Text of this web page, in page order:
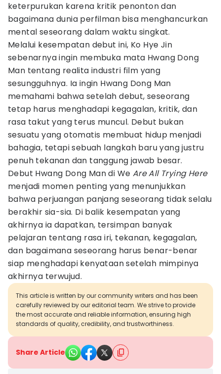
keterpurukan karena kritik penonton dan
bagaimana dunia perfilman bisa menghancurkan
mental seseorang dalam waktu singkat.
Melalui kesempatan debut ini, Ko Hye Jin
sebenarnya ingin membuka mata Hwang Dong
Man tentang realita industri film yang
sesungguhnya. Ia ingin Hwang Dong Man
memahami bahwa setelah debut, seseorang
tetap harus menghadapi kegagalan, kritik, dan
rasa takut yang terus muncul. Debut bukan
sesuatu yang otomatis membuat hidup menjadi
bahagia, tetapi sebuah langkah baru yang justru
penuh tekanan dan tanggung jawab besar.
Debut Hwang Dong Man di We Are All Trying Here
menjadi momen penting yang menunjukkan
bahwa perjuangan panjang seseorang tidak selalu
berakhir sia-sia. Di balik kesempatan yang
akhirnya ia dapatkan, tersimpan banyak
pelajaran tentang rasa iri, tekanan, kegagalan,
dan bagaimana seseorang harus benar-benar
siap menghadapi kenyataan setelah mimpinya
akhirnya terwujud.
This article is written by our community writers and has been
carefully reviewed by our editorial team. We strive to provide
the most accurate and reliable information, ensuring high
standards of quality, credibility, and trustworthiness.
Share Article